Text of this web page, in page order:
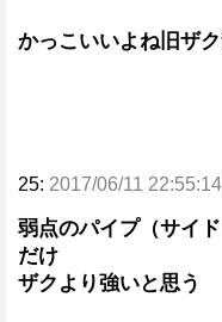
かっこいいよね旧ザ
25: 2017/06/11
弱点のパイプ（サイ
だけ
ザクより強いと思う